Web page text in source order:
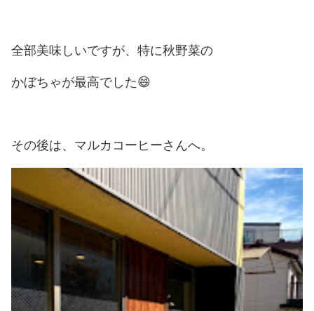
全部美味しいですが、特に秋野菜の
かぼちゃが最高でした😄
その後は、マルカコーヒーさんへ。